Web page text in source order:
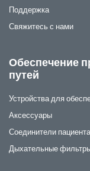
Поддержка
Свяжитесь с нами
Обеспечение
путей
Устройства для
Аксессуары
Соединители пациента
Дыхательные